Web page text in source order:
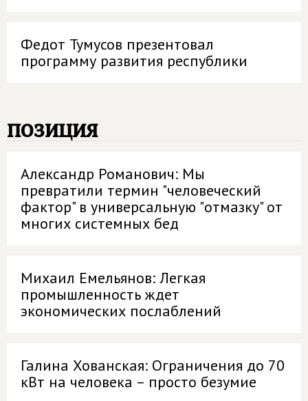
Федот Тумусов презентовал
программу развития республики
позиция
Александр Романович: Мы
превратили термин "человеческий
фактор" в универсальную "отмазку" от
многих системных бед
Михаил Емельянов: Легкая
промышленность ждет
экономических послаблений
Галина Хованская: Ограничения до 70
кВт на человека – просто безумие